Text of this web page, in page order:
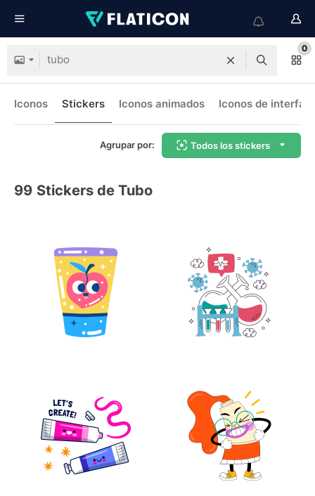
0
Iconos Stickers Iconos animados Iconos de interfaz
Agrupar por: Todos los stickers
99 Stickers de Tubo